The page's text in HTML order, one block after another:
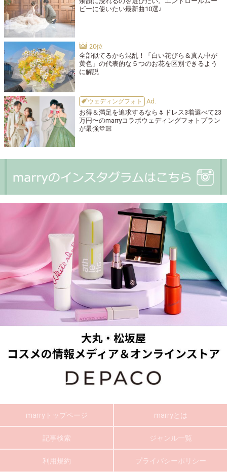
ビーに使いたい最新曲10選♩
全部似てるから混乱！「白い花びら＆真ん中が
黄色」の代表的な５つのお花を区別できるよう
に解説
ウェディングフォト
お得＆満足を追求するなら🌷ドレス3着選べて23
万円〜のmarryコラボウェディングフォトプラン
が最強🫶🏻
marryトップページ marryとは
記事検索 ジャンル一覧
利用規約 プライバシーポリシー